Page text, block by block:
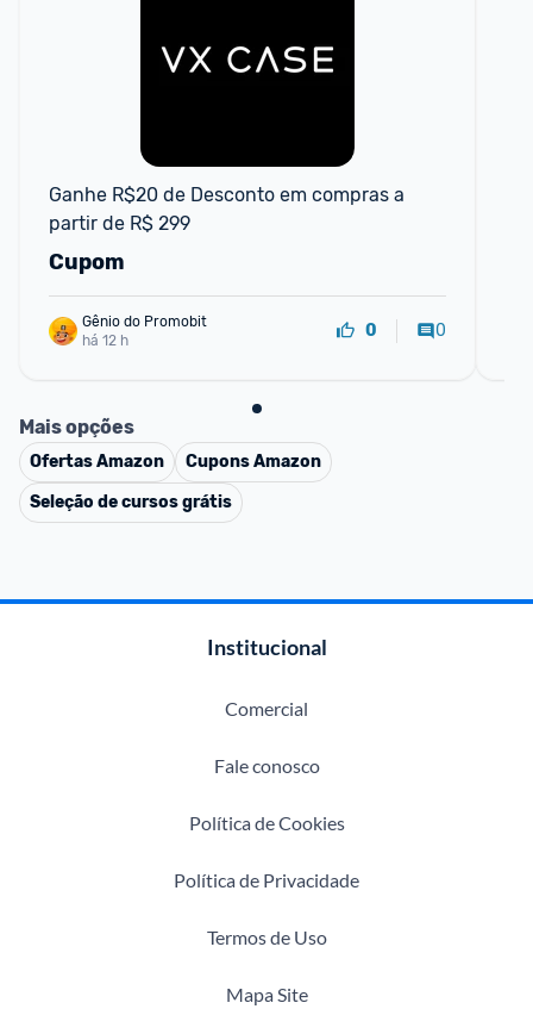
Ganhe R$20 de Desconto em compras a
partir de R$ 299
Cupom
Gênio do Promobit
há 12 h
0 0
Mais opções
OfertasAmazon CuponsAmazon
Seleção de cursos grátis
Institucional
Comercial
Fale conosco
Política de Cookies
Política de Privacidade
Termos de Uso
Mapa Site